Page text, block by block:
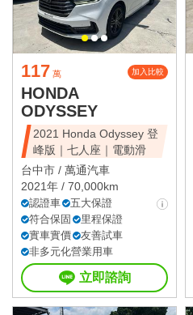
117 萬 加入比較
HONDA
ODYSSEY
2021 Honda Odyssey 登
峰版｜七人座｜電動滑
台中市 / 萬通汽車
2021年 / 70,000km
認證車
五大保證
符合保固
里程保證
實車實價
友善試車
非多元化營業用車
立即諮詢